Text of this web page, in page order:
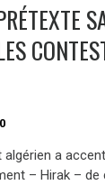
algérien a
– Hirak –